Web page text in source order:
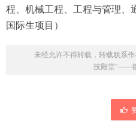
程、机械工程、工程与管理、
国际生项目）
未经允许不得转载，转载联系作
技殿堂”——